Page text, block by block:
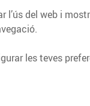
temes.
l’ús del web i
les teves